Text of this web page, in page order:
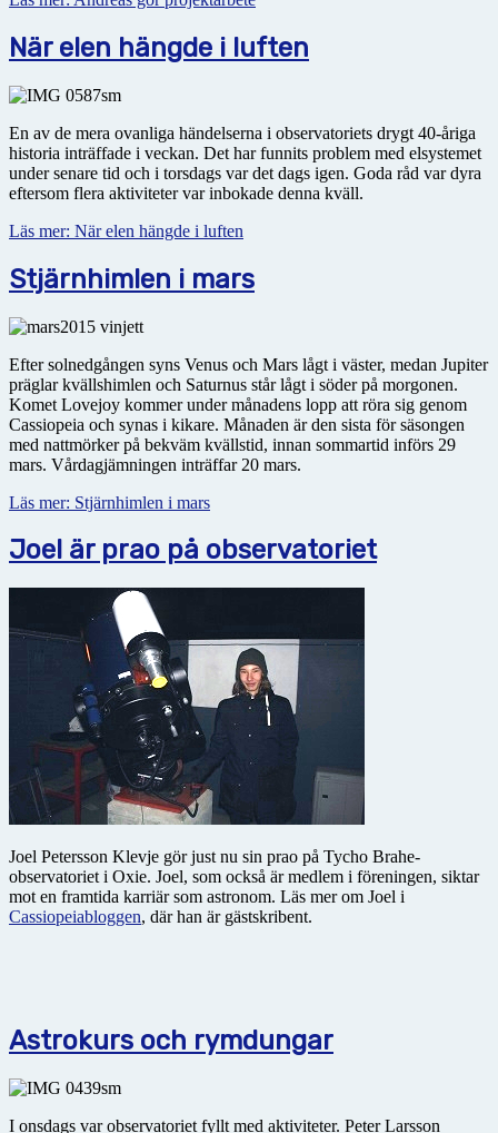
När elen hängde i luften
En av de mera ovanliga händelserna i observatoriets drygt 40-åriga
historia inträffade i veckan. Det har funnits problem med elsystemet
under senare tid och i torsdags var det dags igen. Goda råd var dyra
eftersom flera aktiviteter var inbokade denna kväll.
Läs mer: När elen hängde i luften
Stjärnhimlen i mars
Efter solnedgången syns Venus och Mars lågt i väster, medan Jupiter
präglar kvällshimlen och Saturnus står lågt i söder på morgonen.
Komet Lovejoy kommer under månadens lopp att röra sig genom
Cassiopeia och synas i kikare. Månaden är den sista för säsongen
med nattmörker på bekväm kvällstid, innan sommartid införs 29
mars. Vårdagjämningen inträffar 20 mars.
Läs mer: Stjärnhimlen i mars
Joel är prao på observatoriet
Joel Petersson Klevje gör just nu sin prao på Tycho Brahe-
observatoriet i Oxie. Joel, som också är medlem i föreningen, siktar
mot en framtida karriär som astronom. Läs mer om Joel i
Cassiopeiabloggen, där han är gästskribent.
Astrokurs och rymdungar
I onsdags var observatoriet fyllt med aktiviteter. Peter Larsson